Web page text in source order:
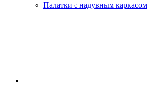
Палатки с надувным каркасом